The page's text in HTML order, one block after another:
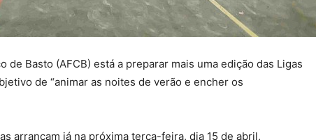
de Basto (AFCB) está a preparar mais uma edição das Ligas
de “animar as noites de verão e encher os
arrancam já na próxima terça-feira, dia 15 de abril,